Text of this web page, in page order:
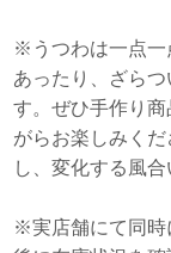
※うつわは一点一
あったり、ざら
す。ぜひ手作り
がらお楽しみく
し、変化する風合
※実店舗にて同時